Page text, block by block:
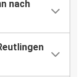
nach